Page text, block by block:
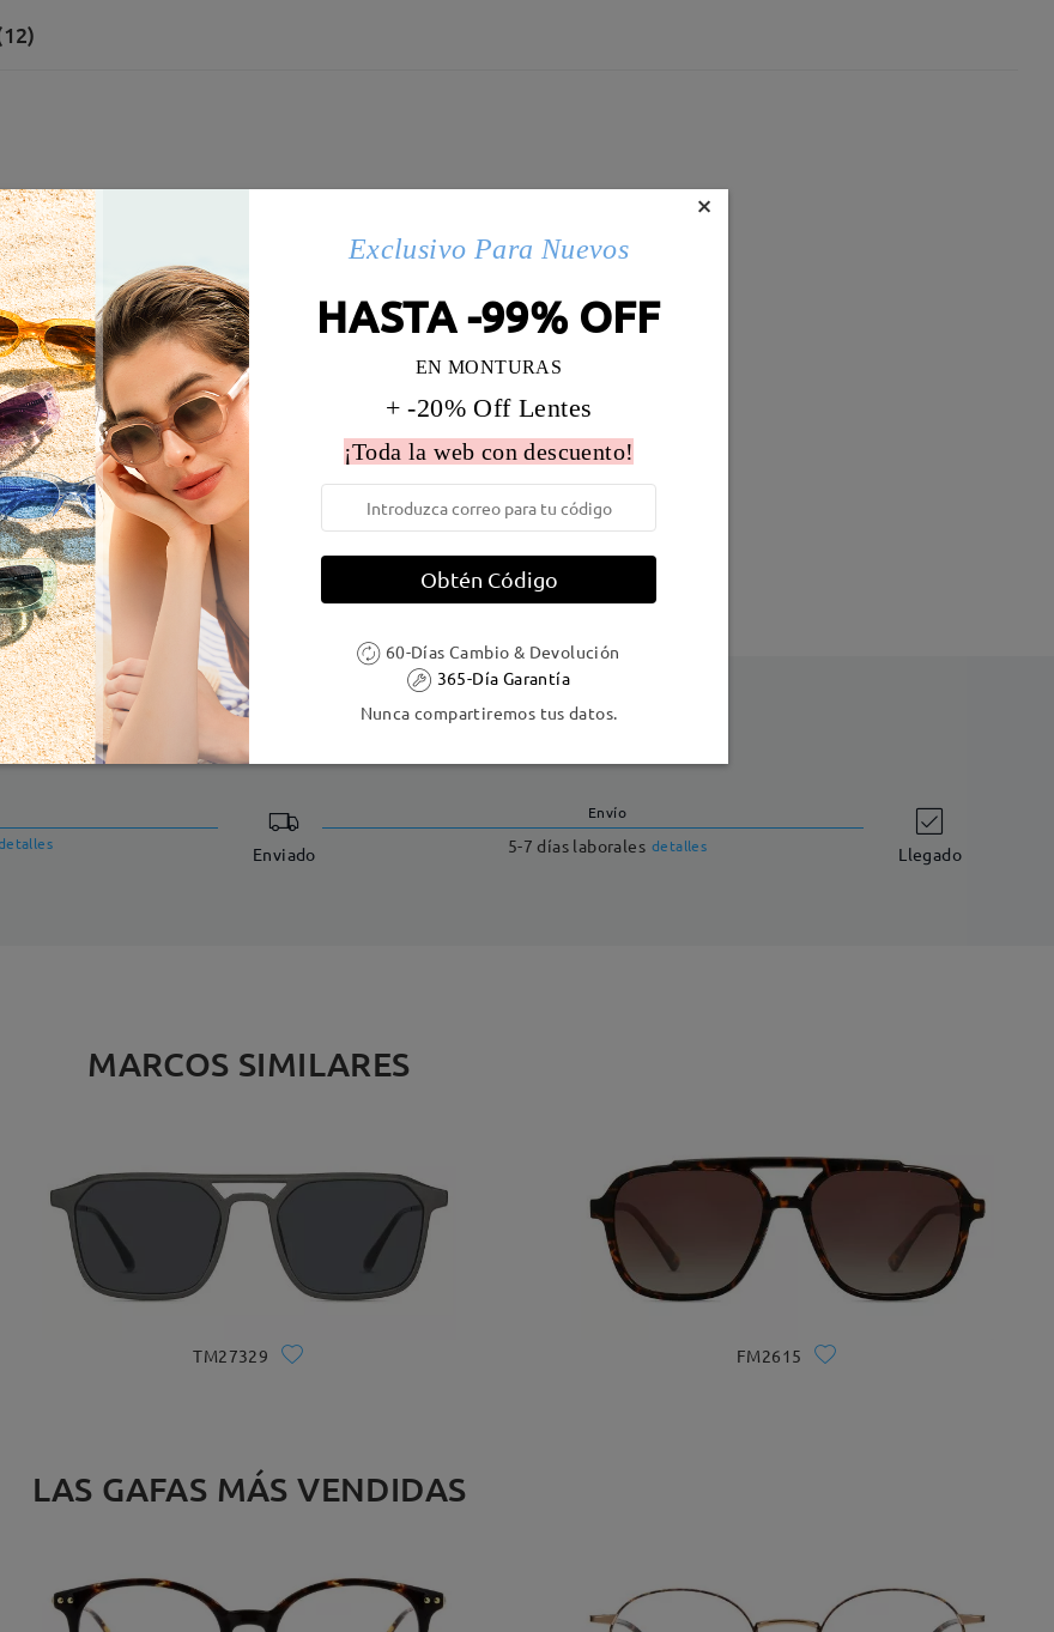
montura: 140 mm (Largo) Diametro de lentes: 57 mm Peso:
No Material de la montura: Tr ,Titanio
Enviado
Envío
5-7 días laborales detalles Llegado
MARCOS SIMILARES
TM27329 FM2615
LAS GAFAS MÁS VENDIDAS
×
Exclusivo Para Nuevos
HASTA -99% OFF
EN MONTURAS
+ -20% Off Lentes
¡Toda la web con descuento!
Obtén Código
60-Días Cambio & Devolución
365-Día Garantía
Nunca compartiremos tus datos.